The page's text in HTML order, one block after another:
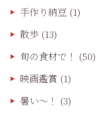
手作り納豆 (1)
散歩(13)
旬の食材で！ (50)
映画鑑賞 (1)
暑い～！ (3)